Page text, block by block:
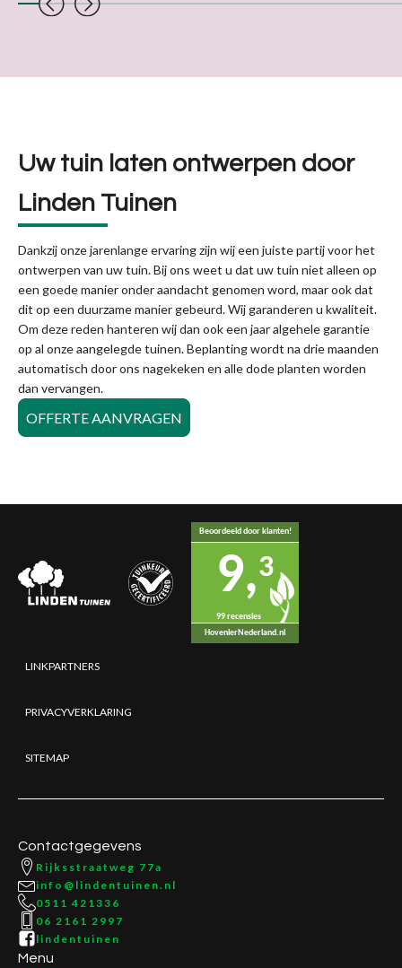
Uw tuin laten ontwerpen door
Linden Tuinen
Dankzij onze jarenlange ervaring zijn wij een juiste partij voor het
ontwerpen van uw tuin. Bij ons weet u dat uw tuin niet alleen op
een goede manier onder aandacht genomen word, maar ook dat
dit op een duurzame manier gebeurd. Wij garanderen u kwaliteit.
Om deze reden hanteren wij dan ook een jaar algehele garantie
op al onze aangelegde tuinen. Beplanting wordt na drie maanden
automatisch door ons nagekeken en alle dode planten worden
dan vervangen.
OFFERTE AANVRAGEN
Beoordeeld door klanten!
9,3
99 recensies
HovenierNederland.nl
LINKPARTNERS
PRIVACYVERKLARING
SITEMAP
Contactgegevens
Rijksstraatweg 77a
info@lindentuinen.nl
0511 421336
06 2161 2997
lindentuinen
Menu